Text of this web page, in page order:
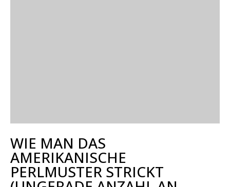
WIE MAN DAS
AMERIKANISCHE
PERLMUSTER STRICKT